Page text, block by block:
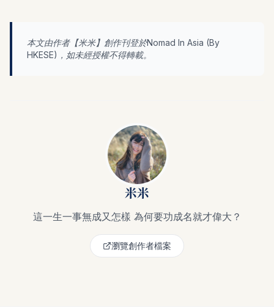
本文由作者【米米】創作刊登於Nomad In Asia (By
HKESE)，如未經授權不得轉載。
米米
這一生一事無成又怎樣 為何要功成名就才偉大？
瀏覽創作者檔案